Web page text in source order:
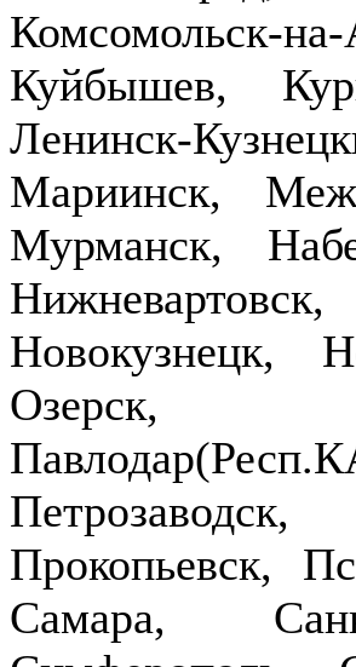
Комсомольск-
Куйбышев,
Ленинск-
Мариинск,
Мурманск,
Новокузнецк,
Озерск,
Прокопьевск,
Самара,